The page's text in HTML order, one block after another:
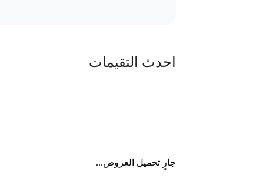
احدث التقيمات
جارٍ تحميل العروض...